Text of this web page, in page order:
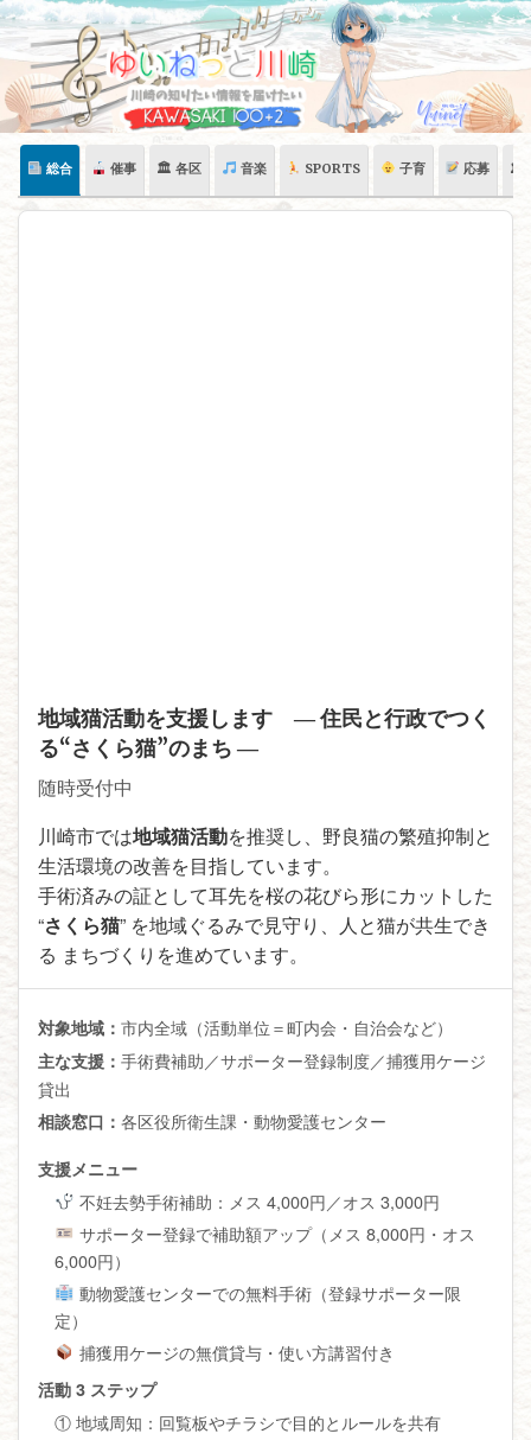
Skip
content
総合 催事 🏛 各区 音楽 SPORTS 子育 応募 🏛
地域猫活動を支援します ― 住民と行政でつく
る“さくら猫”のまち ―
随時受付中
川崎市では地域猫活動を推奨し、野良猫の繁殖抑制と
生活環境の改善を目指しています。
手術済みの証として耳先を桜の花びら形にカットした
“さくら猫” を地域ぐるみで見守り、人と猫が共生でき
る まちづくりを進めています。
対象地域： 市内全域（活動単位＝町内会・自治会など）
主な支援： 手術費補助／サポーター登録制度／捕獲用ケージ
貸出
相談窓口： 各区役所衛生課・動物愛護センター
支援メニュー
不妊去勢手術補助：メス 4,000円／オス 3,000円
サポーター登録で補助額アップ（メス 8,000円・オス
6,000円）
動物愛護センターでの無料手術（登録サポーター限
定）
捕獲用ケージの無償貸与・使い方講習付き
活動 3 ステップ
① 地域周知：回覧板やチラシで目的とルールを共有